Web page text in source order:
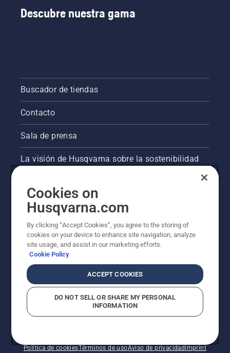
Descubre nuestra gama
Buscador de tiendas
Contacto
Sala de prensa
La visión de Husqvarna sobre la sostenibilidad
Otros sitios de Husqvarna
© Husqvarna AB (publ). Todos los derechos
Política de cookiesTérminos de usoAviso de privacidadImprint
Cookies on
Husqvarna.com
By clicking “Accept Cookies”, you agree to the storing of
cookies on your device to enhance site navigation, analyze
site usage, and assist in our marketing efforts.
Cookie Policy
ACCEPT COOKIES
DO NOT SELL OR SHARE MY PERSONAL
INFORMATION